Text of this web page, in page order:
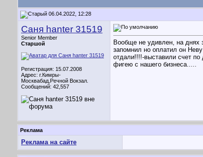
06.04.2022, 12:28
Саня hanter 31519
Senior Member
Старшой
Регистрация: 15.07.2008
Адрес: г.Кимры-
Москвабад,Речной Вокзал.
Сообщений: 42,557
Вообще не удивлен, на днях
запомнил но оплатил он
отдали!!!!-выставили счет
фигею с нашего бизнеса.....
Реклама
Реклама на сайте